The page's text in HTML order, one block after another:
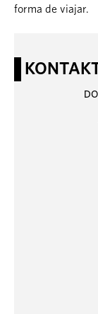
forma de viajar.